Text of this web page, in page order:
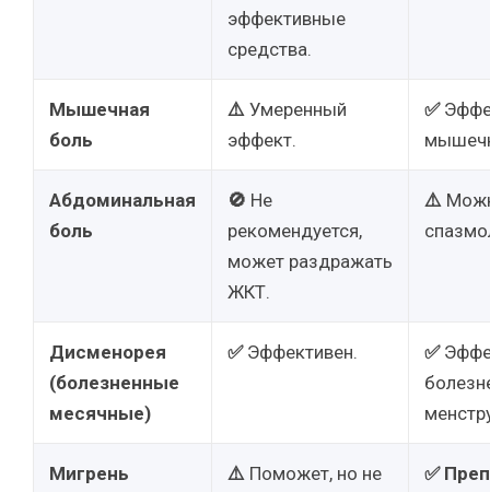
эффективные
средства.
Мышечная
боль
⚠️ Умеренный
эффект.
✅
Абдоминальная
боль
🚫 Не
рекомендуется,
может раздражать
ЖКТ.
⚠️
Дисменорея
(болезненные
месячные)
✅Эффективен. ✅
Мигрень ⚠️ Поможет, но не
✅